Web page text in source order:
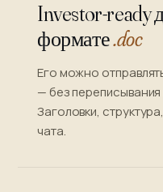
Investor-ready
формате.doc
Его можно
— без
Заголовки,
чата.